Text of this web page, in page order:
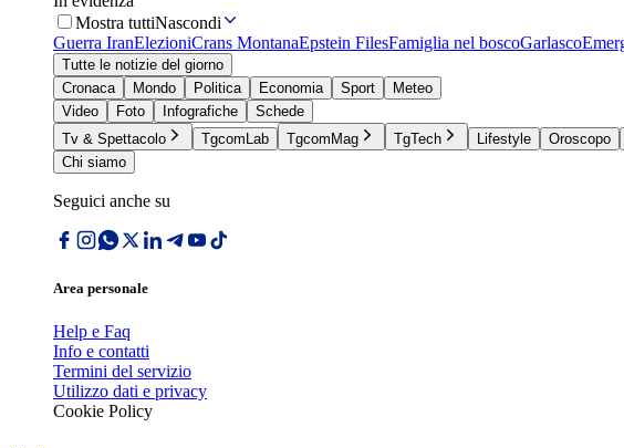
Mostra tuttiNascondi
Guerra IranElezioniCrans MontanaEpstein FilesFamiglia nel boscoGarlasco
Tutte le notizie del giorno
Cronaca
Mondo Politica Economia Sport
Meteo
Video
Foto Infografiche
Schede
Tv & Spettacolo
TgcomLab TgcomMag TgTech Lifestyle Oroscopo
Chi siamo
Seguici anche su
Area personale
Help e Faq
Info e contatti
Termini del servizio
Utilizzo dati e privacy
Cookie Policy